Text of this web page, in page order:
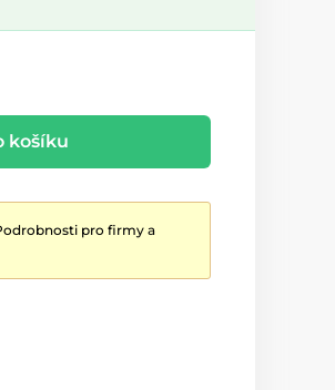
košíku
pro firmy a